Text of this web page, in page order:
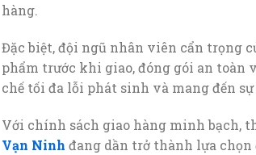
hàng.
Đặc biệt, đội ngũ nhân viên cẩn trọng
phẩm trước khi giao, đóng gói an
chế tối đa lỗi phát sinh và mang đến
Với chính sách giao hàng minh bạch,
Vạn Ninh đang dần trở thành lựa